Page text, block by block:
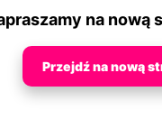
na nową
Przejdź na nową